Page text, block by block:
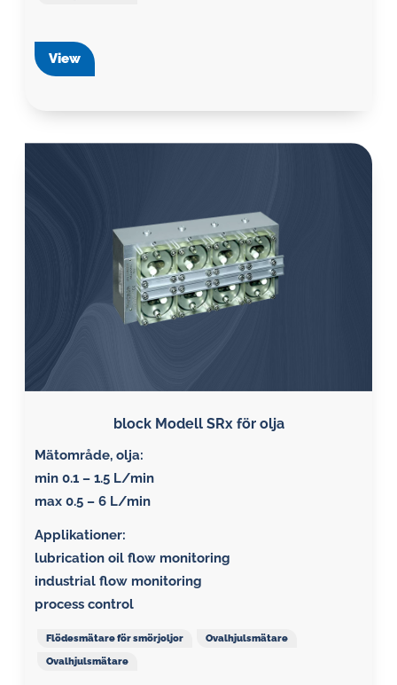
View
block Modell SRx för olja
Mätområde, olja:
min 0.1 – 1.5 L/min
max 0.5 – 6 L/min
Applikationer:
lubrication oil flow monitoring
industrial flow monitoring
process control
Flödesmätare för smörjoljor
Ovalhjulsmätare
Ovalhjulsmätare